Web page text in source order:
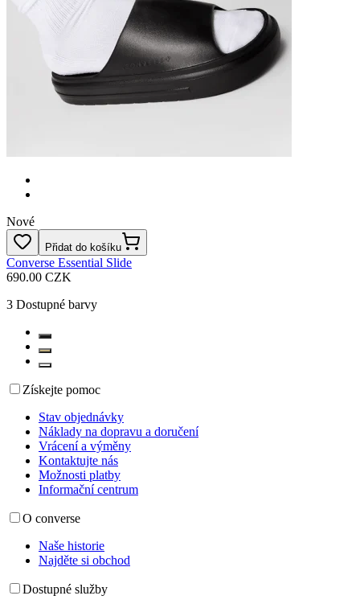
Nové
Přidat do košíku
Converse Essential Slide
690.00 CZK
3 Dostupné barvy
Získejte pomoc
Stav objednávky
Náklady na dopravu a doručení
Vrácení a výměny
Kontaktujte nás
Možnosti platby
Informační centrum
O converse
Naše historie
Najděte si obchod
Dostupné služby